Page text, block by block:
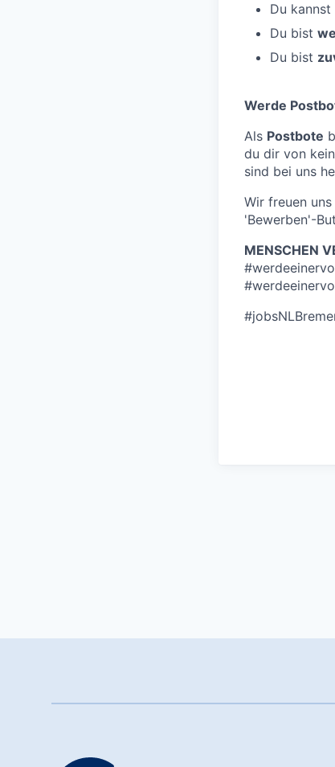
Du
Du bist
Du bist
Werde
Als Postbote
du dir von
sind bei uns
Wir freuen
'Bewerben'-
MENSCHEN